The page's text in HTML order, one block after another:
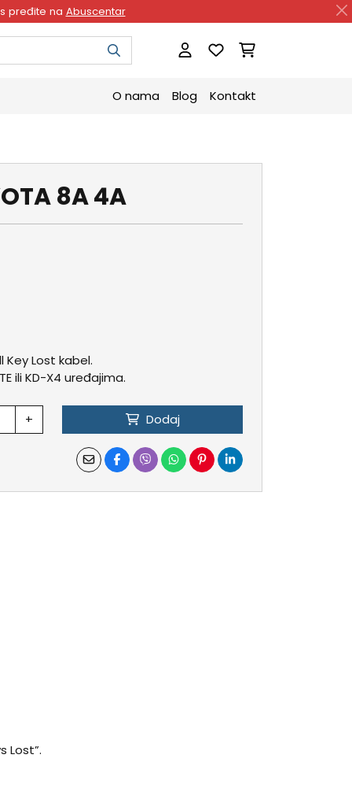
pređite na Abuscentar
O nama Blog Kontakt
8A 4A
Key Lost kabel.
ili KD-X4 uređajima.
+ Dodaj
Lost”.